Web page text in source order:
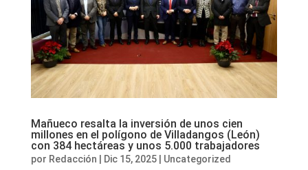
Mañueco resalta la inversión de unos cien
millones en el polígono de Villadangos (León)
con 384 hectáreas y unos 5.000 trabajadores
por Redacción Dic 15, 2025| Uncategorized